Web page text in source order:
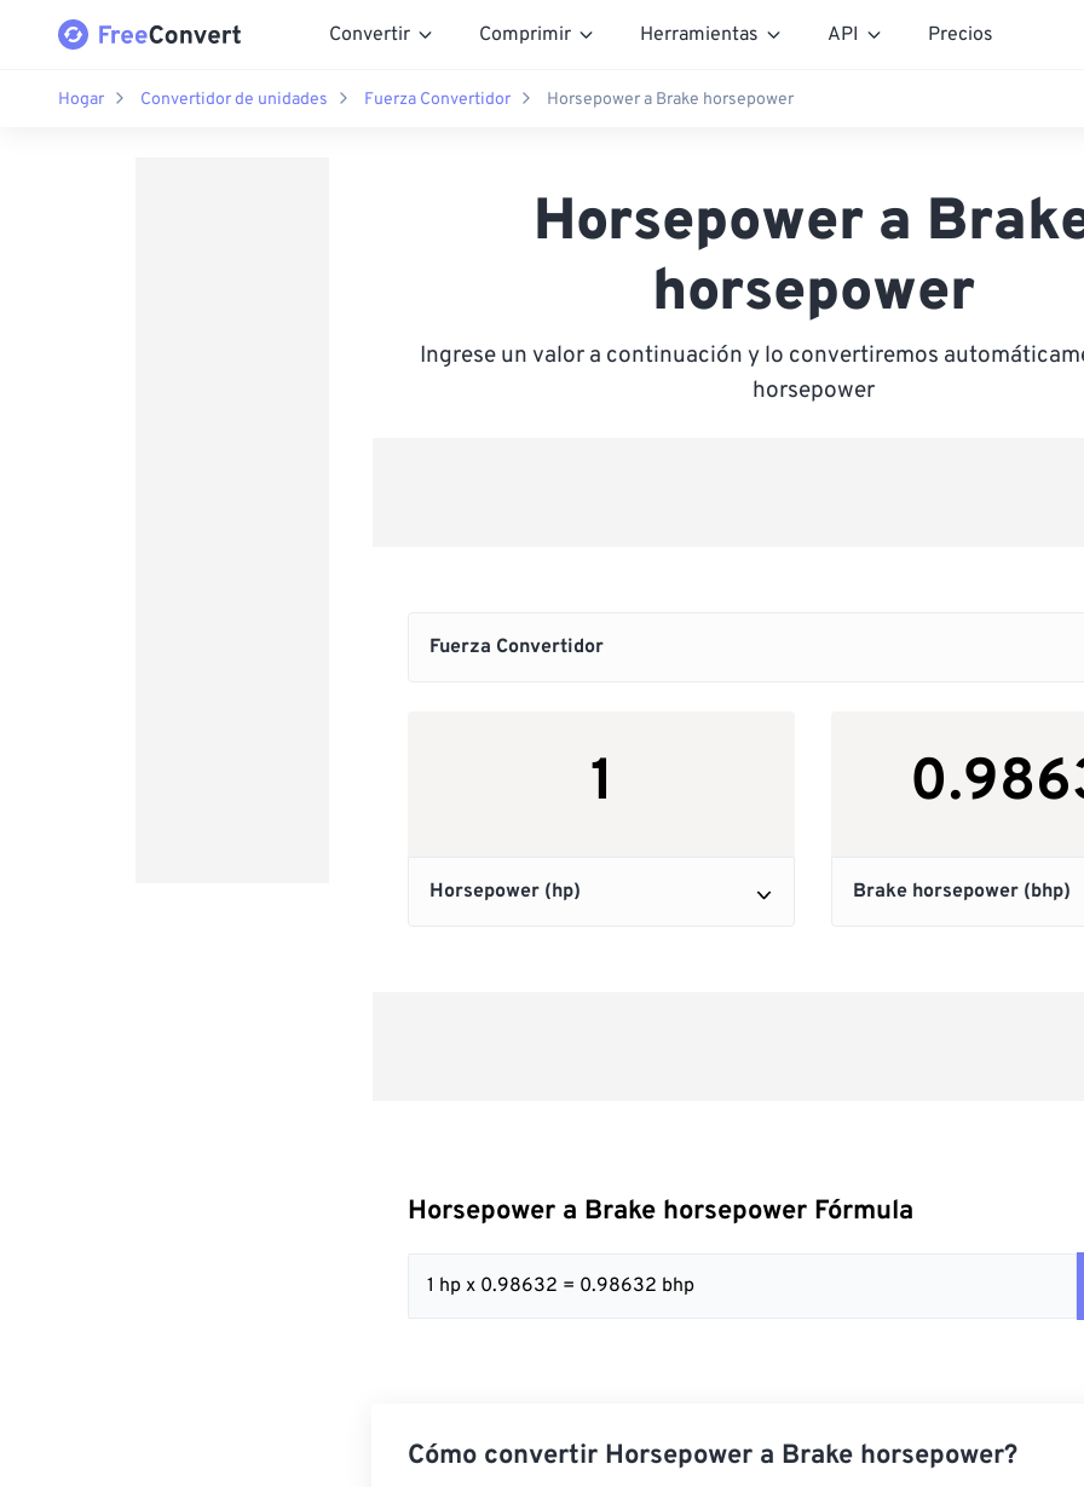
Convertir Comprimir Herramientas API Precios
Hogar Convertidor de unidades Fuerza Convertidor Horsepower a Brake horsepower
Horsepower a
horsepower
Ingrese un valor a continuación y lo convertiremos
horsepower
Horsepower a Brake horsepower Fórmula
1 hp x 0.98632 = 0.98632 bhp
Cómo convertir Horsepower a Brake horsepower?